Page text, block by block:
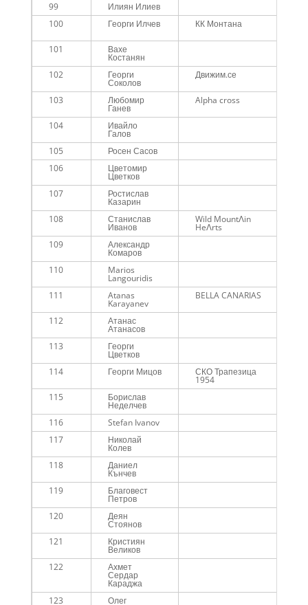
99 Илиян Илиев
100
Георги Илчев КК Монтана
101
Вахе
Костанян
102 Георги
Соколов
Движим.се
103 Любомир
Ганев
Alpha cross
104 Ивайло
Галов
105
Росен Сасов
106
Цветомир
Цветков
107 Ростислав
Казарин
108 Станислав
Иванов
Wild MountɅin
HeɅrts
109
Александр
Комаров
110 Marios
Langouridis
111 Atanas
Karayanev
BELLA CANARIAS
112 Атанас
Атанасов
113 Георги
Цветков
114
Георги Мицов СКО Трапезица
1954
115 Борислав
Неделчев
116 Stefan Ivanov
117
Николай
Колев
118 Даниел
Кънчев
119 Благовест
Петров
120 Деян
Стоянов
121 Кристиян
Великов
122 Ахмет
Сердар
Караджа
123 Олег